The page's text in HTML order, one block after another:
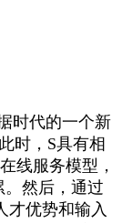
时代的一个新
时，S具有相
线服务模型，
然后，通过
才优势和输入